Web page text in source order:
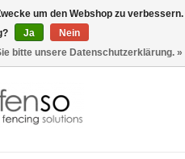
um den Webshop zu verbessern.
Ja
Nein
bitte unsere Datenschutzerklärung. »